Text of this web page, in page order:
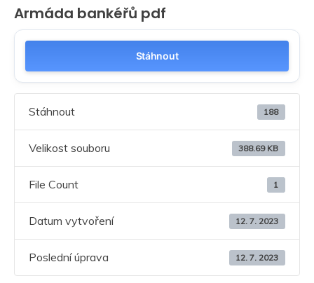
Armáda bankéřů pdf
Stáhnout
Stáhnout 188
Velikost souboru 388.69 KB
File Count 1
Datum vytvoření 12. 7. 2023
Poslední úprava 12. 7. 2023